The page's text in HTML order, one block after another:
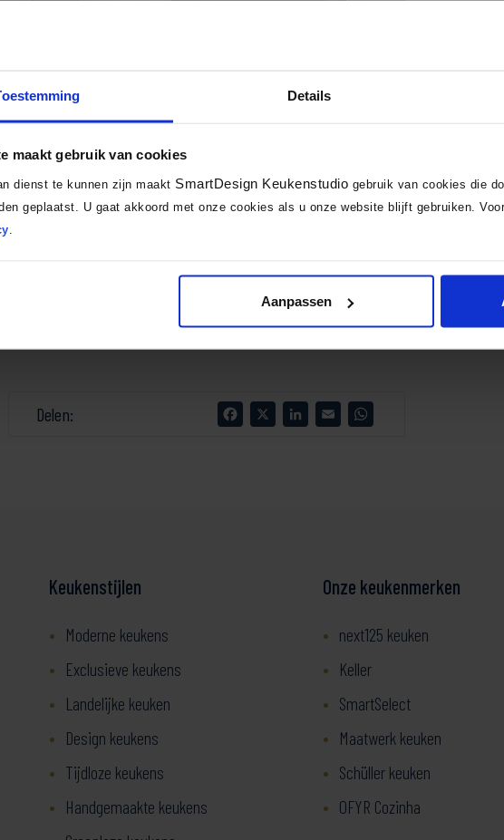
Details
maakt gebruik van cookies
dienst te kunnen zijn maakt SmartDesign Keukenstudio gebruik van cookies die
geplaatst. U gaat akkoord met onze cookies als u onze website blijft gebruiken.
Aanpassen
Delen: Facebook
X LinkedInEmail
Keukenstijlen
Moderne keukens
Exclusieve keukens
Landelijke keuken
Design keukens
Tijdloze keukens
Handgemaakte keukens
Onze keukenmerken
next125 keuken
Keller
SmartSelect
Maatwerk keuken
Schüller keuken
OFYR Cozinha